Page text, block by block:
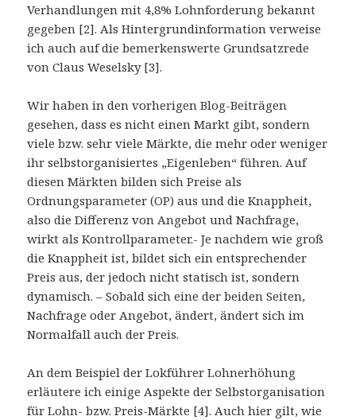
Verhandlungen mit 4,8% Lohnforderung bekannt
gegeben [2]. Als Hintergrundinformation verweise
ich auch auf die bemerkenswerte Grundsatzrede
von Claus Weselsky [3].
Wir haben in den vorherigen Blog-Beiträgen
gesehen, dass es nicht einen Markt gibt, sondern
viele bzw. sehr viele Märkte, die mehr oder weniger
ihr selbstorganisiertes „Eigenleben“ führen. Auf
diesen Märkten bilden sich Preise als
Ordnungsparameter (OP) aus und die Knappheit,
also die Differenz von Angebot und Nachfrage,
wirkt als Kontrollparameter.- Je nachdem wie groß
die Knappheit ist, bildet sich ein entsprechender
Preis aus, der jedoch nicht statisch ist, sondern
dynamisch. – Sobald sich eine der beiden Seiten,
Nachfrage oder Angebot, ändert, ändert sich im
Normalfall auch der Preis.
An dem Beispiel der Lokführer Lohnerhöhung
erläutere ich einige Aspekte der Selbstorganisation
für Lohn- bzw. Preis-Märkte [4]. Auch hier gilt, wie